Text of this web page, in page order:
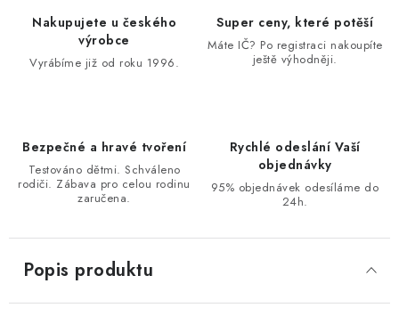
Nakupujete u českého
výrobce
Vyrábíme již od roku 1996.
Super ceny, které potěší
Máte IČ? Po registraci nakoupíte
ještě výhodněji.
Bezpečné a hravé tvoření
Testováno dětmi. Schváleno
rodiči. Zábava pro celou rodinu
zaručena.
Rychlé odeslání Vaší
objednávky
95% objednávek odesíláme do
24h.
Popis produktu